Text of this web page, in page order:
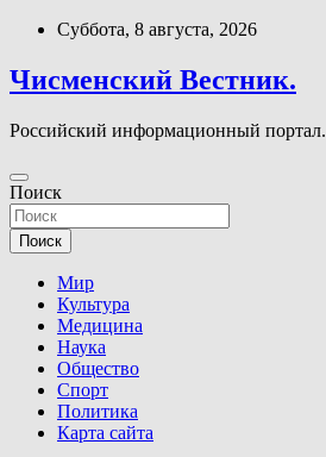
Перейти
содержимому
Суббота, 8 августа, 2026
Чисменский Вестник.
Российский информационный портал.
Поиск
Поиск
Мир
Культура
Медицина
Наука
Общество
Спорт
Политика
Карта сайта